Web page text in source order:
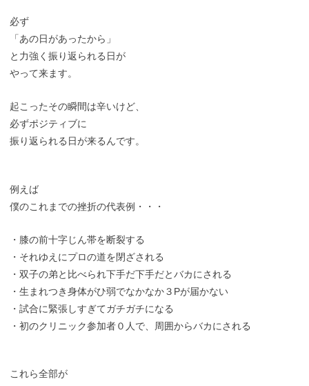
必ず
「あの日があったから」
と力強く振り返られる日が
やって来ます。
起こったその瞬間は辛いけど、
必ずポジティブに
振り返られる日が来るんです。
例えば
僕のこれまでの挫折の代表例・・・
・膝の前十字じん帯を断裂する
・それゆえにプロの道を閉ざされる
・双子の弟と比べられ下手だ下手だとバカにされる
・生まれつき身体がひ弱でなかなか３Pが届かない
・試合に緊張しすぎてガチガチになる
・初のクリニック参加者０人で、周囲からバカにされる
これら全部が